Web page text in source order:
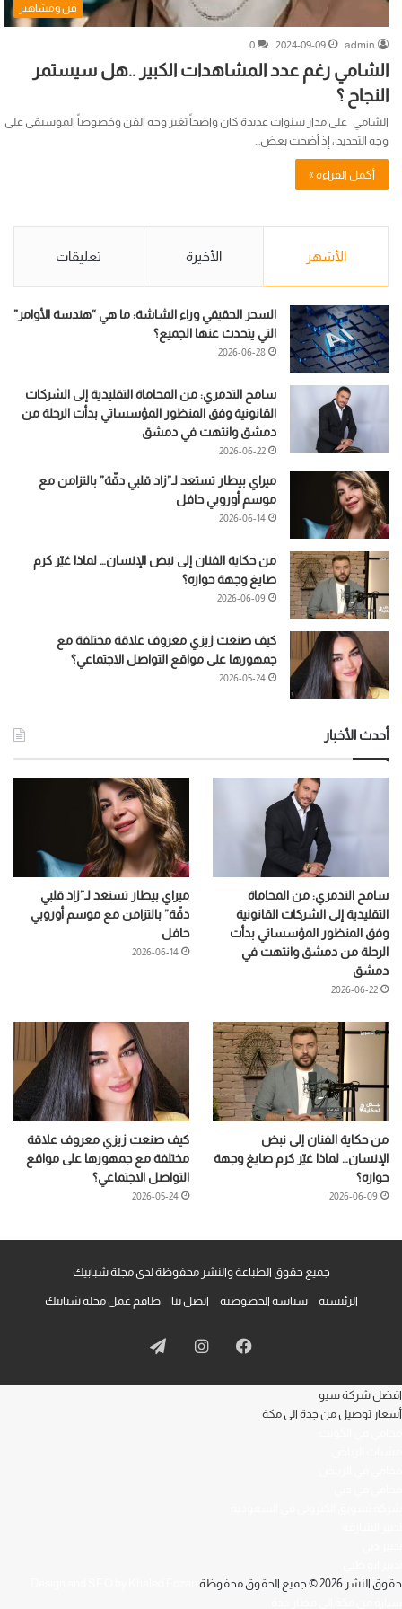
فن ومشاهير
admin
2024-09-09
0
الشامي رغم عدد المشاهدات الكبير ..هل سيستمر
النجاح ؟
الشامي على مدار سنوات عديدة كان واضحاً تغير وجه الفن وخصوصاً الموسيقى على
وجه التحديد ، إذ أضحت بعض…
أكمل القراءة »
الأشهر الأخيرة تعليقات
السحر الحقيقي وراء الشاشة: ما هي “هندسة الأوامر”
التي يتحدث عنها الجميع؟
2026-06-28
سامح التدمري: من المحاماة التقليدية إلى الشركات
القانونية وفق المنظور المؤسساتي بدأت الرحلة من
دمشق وانتهت في دمشق
2026-06-22
ميراي بيطار تستعد لـ”زاد قلبي دقّة” بالتزامن مع
موسم أوروبي حافل
2026-06-14
من حكاية الفنان إلى نبض الإنسان… لماذا غيّر كرم
صايغ وجهة حواره؟
2026-06-09
كيف صنعت زيزي معروف علاقة مختلفة مع
جمهورها على مواقع التواصل الاجتماعي؟
2026-05-24
أحدث الأخبار
سامح التدمري: من المحاماة
التقليدية إلى الشركات القانونية
وفق المنظور المؤسساتي بدأت
الرحلة من دمشق وانتهت في
دمشق
2026-06-22
ميراي بيطار تستعد لـ”زاد قلبي
دقّة” بالتزامن مع موسم أوروبي
حافل
2026-06-14
من حكاية الفنان إلى نبض
الإنسان… لماذا غيّر كرم صايغ وجهة
حواره؟
2026-06-09
كيف صنعت زيزي معروف علاقة
مختلفة مع جمهورها على مواقع
التواصل الاجتماعي؟
2026-05-24
جميع حقوق الطباعة والنشر محفوظة لدى مجلة شبابيك
الرئيسية سياسة الخصوصية اتصل بنا طاقم عمل مجلة شبابيك
فيسبوكانستقرامتيلقرام
افضل شركة سيو
أسعار توصيل من جدة الى مكة
حقوق النشر 2026 © جميع الحقوق محفوظة